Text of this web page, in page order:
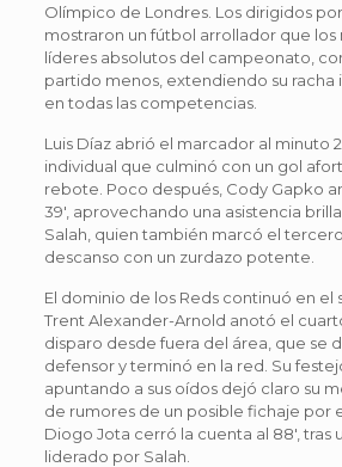
Olímpico de Londres. Los dirigidos
mostraron un fútbol arrollador que
líderes absolutos del campeonato,
partido menos, extendiendo su racha
en todas las competencias.
Luis Díaz abrió el marcador al minuto
individual que culminó con un gol
rebote. Poco después, Cody Gapko
39′, aprovechando una asistencia
Salah, quien también marcó el
descanso con un zurdazo potente.
El dominio de los Reds continuó en el
Trent Alexander-Arnold anotó el
disparo desde fuera del área, que se
defensor y terminó en la red. Su
apuntando a sus oídos dejó claro su
de rumores de un posible fichaje por
Diogo Jota cerró la cuenta al 88′, tras
liderado por Salah.